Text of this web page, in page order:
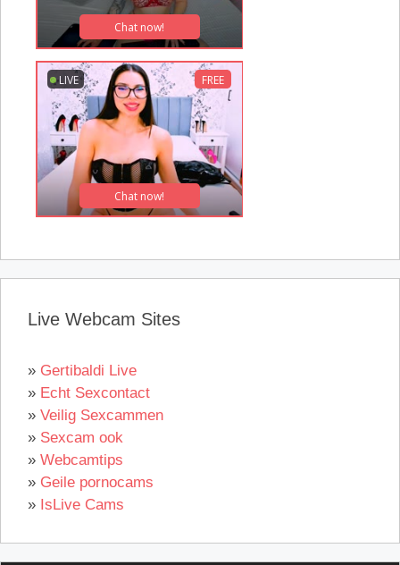
Live Webcam Sites
» Gertibaldi Live
» Echt Sexcontact
» Veilig Sexcammen
» Sexcam ook
» Webcamtips
» Geile pornocams
» IsLive Cams